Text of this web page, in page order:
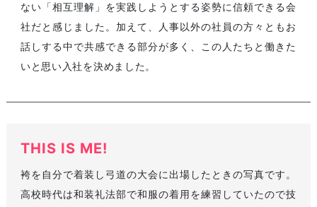
ない「相互理解」を実践しようとする姿勢に信頼できる会
社だと感じました。加えて、人事以外の社員の方々ともお
話しする中で共感できる部分が多く、この人たちと働きた
いと思い入社を決めました。
THIS IS ME!
袴を自分で着装し弓道の大会に出場したときの写真です。
高校時代は和装礼法部で和服の着用を練習していたので技